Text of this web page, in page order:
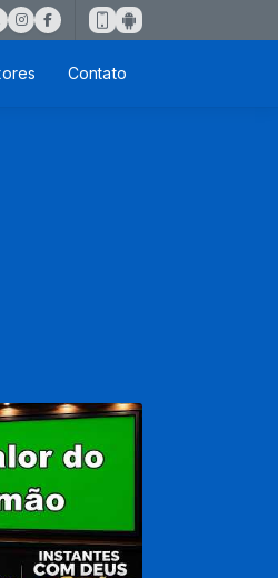
Adoro teu nome
Contato